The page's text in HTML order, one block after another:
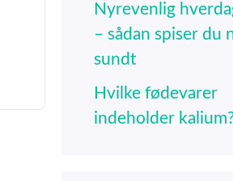
Nyrevenlig
– sådan spiser du
sundt
Hvilke fødevarer
indeholder